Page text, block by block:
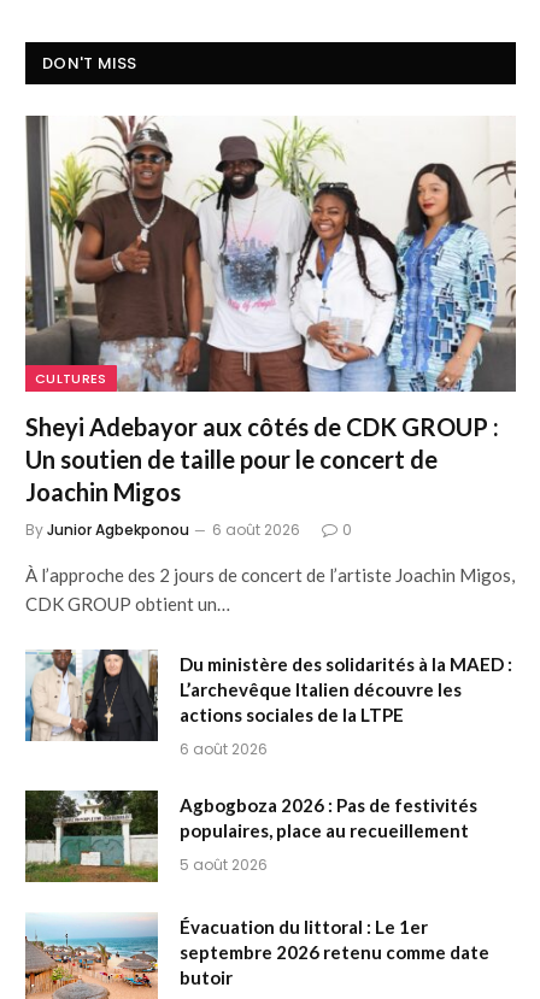
DON'T MISS
CULTURES
Sheyi Adebayor aux côtés de CDK GROUP :
Un soutien de taille pour le concert de
Joachin Migos
ByJunior Agbekponou 6 août 2026 0
À l’approche des 2 jours de concert de l’artiste Joachin Migos,
CDK GROUP obtient un…
Du ministère des solidarités à la MAED :
L’archevêque Italien découvre les
actions sociales de la LTPE
6 août 2026
Agbogboza 2026 : Pas de festivités
populaires, place au recueillement
5 août 2026
Évacuation du littoral : Le 1er
septembre 2026 retenu comme date
butoir